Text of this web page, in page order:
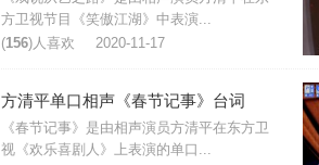
方卫视节目《笑傲江湖》中表演...
(156)人喜欢 2020-11-17
方清平单口相声《春节记事》台词
《春节记事》是由相声演员方清平在东方卫
视《欢乐喜剧人》上表演的单口...